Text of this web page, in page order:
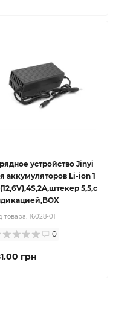
устройство Jinyi
аккумуляторов Li-ion 1
5,5,с
товара: 16028-01
0
грн